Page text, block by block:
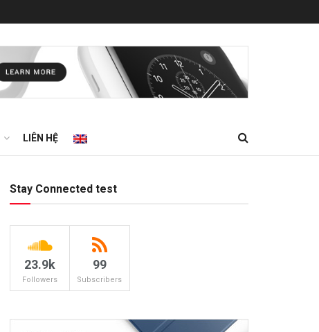
LIÊN HỆ
Stay Connected test
23.9k
Followers
99
Subscribers